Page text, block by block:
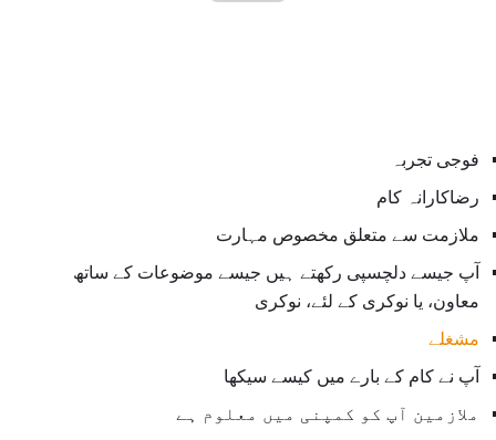
فوجی تجربہ
رضاکارانہ کام
ملازمت سے متعلق مخصوص مہارت
آپ جیسے دلچسپی رکھتے ہیں جیسے موضوعات کے ساتھ
معاون، یا نوکری کے لئے، نوکری
مشغلے
آپ نے کام کے بارے میں کیسے سیکھا
ملازمین آپ کو کمپنی میں معلوم ہے